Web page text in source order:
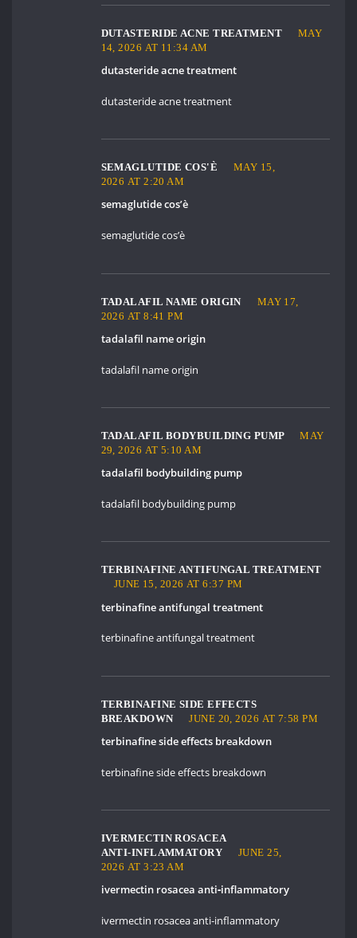
DUTASTERIDE ACNE TREATMENT
MAY
14, 2026 AT 11:34 AM
dutasteride acne treatment
dutasteride acne treatment
SEMAGLUTIDE COS'È
MAY 15,
2026 AT 2:20 AM
semaglutide cos’è
semaglutide cos’è
TADALAFIL NAME ORIGIN
MAY 17,
2026 AT 8:41 PM
tadalafil name origin
tadalafil name origin
TADALAFIL BODYBUILDING PUMP
MAY
29, 2026 AT 5:10 AM
tadalafil bodybuilding pump
tadalafil bodybuilding pump
TERBINAFINE ANTIFUNGAL TREATMENT
JUNE 15, 2026 AT 6:37 PM
terbinafine antifungal treatment
terbinafine antifungal treatment
TERBINAFINE SIDE EFFECTS
BREAKDOWN
JUNE 20, 2026 AT 7:58 PM
terbinafine side effects breakdown
terbinafine side effects breakdown
IVERMECTIN ROSACEA
ANTI‑INFLAMMATORY
JUNE 25,
2026 AT 3:23 AM
ivermectin rosacea anti‑inflammatory
ivermectin rosacea anti‑inflammatory